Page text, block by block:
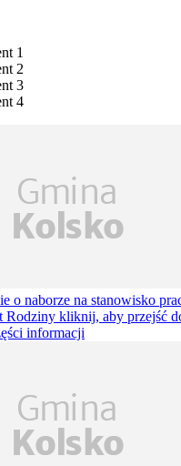
1
2
3
4
o naborze na stanowisko
Rodziny kliknij, aby przejść
informacji